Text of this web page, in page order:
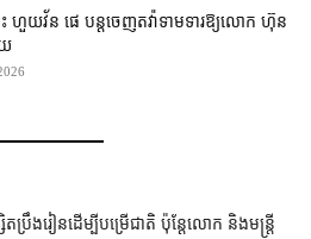
ហួយវ័ន ផេ បន្ត​ចេញ​តវ៉ា​ទាមទារ​ឱ្យ​លោក ហ៊ុន
ងរៀន​ដើម្បី​បម្រើ​ជាតិ ប៉ុន្តែ​លោក និង​មន្ត្រី​​